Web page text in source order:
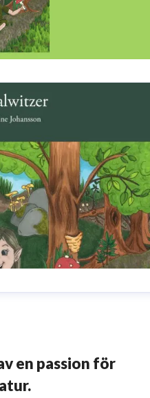
en passion för